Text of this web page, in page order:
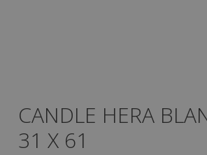
CANDLE HERA
31 X 61